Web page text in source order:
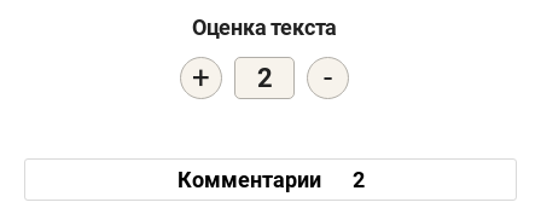
Оценка текста
+ 2 -
Комментарии 2